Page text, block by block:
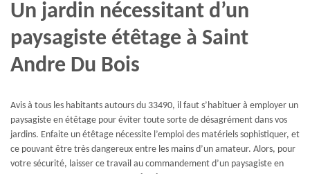
Un jardin nécessitant d’un
paysagiste étêtage à Saint
Andre Du Bois
Avis à tous les habitants autours du 33490, il faut s’habituer à employer un
paysagiste en étêtage pour éviter toute sorte de désagrément dans vos
jardins. Enfaite un étêtage nécessite l’emploi des matériels sophistiquer, et
ce pouvant être très dangereux entre les mains d’un amateur. Alors, pour
votre sécurité, laisser ce travail au commandement d’un paysagiste en